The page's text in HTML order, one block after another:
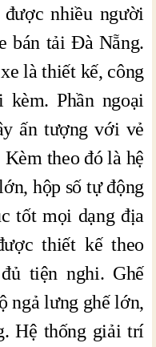
nhiều người
bán tải Đà Nẵng.
là thiết kế, công
Phần ngoại
ấn tượng với vẻ
theo đó là hệ
hộp số tự động
tốt mọi dạng địa
thiết kế theo
tiện nghi. Ghế
ngả lưng ghế lớn,
Hệ thống giải trí